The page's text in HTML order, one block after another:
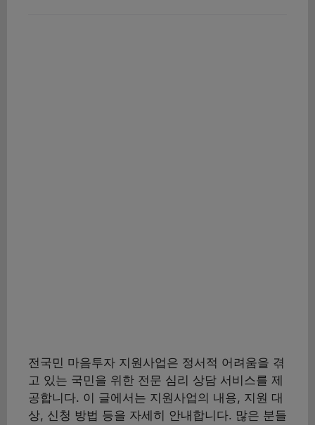
전국민 마음투자 지원사업은 정서적 어려움을 겪
고 있는 국민을 위한 전문 심리 상담 서비스를 제
공합니다. 이 글에서는 지원사업의 내용, 지원 대
상, 신청 방법 등을 자세히 안내합니다. 많은 분들